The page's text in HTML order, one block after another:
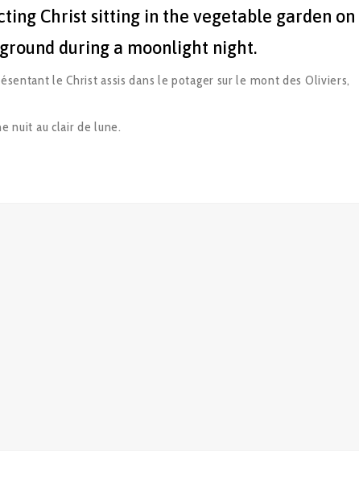
Christ sitting in the vegetable garden
during a moonlight night.
le Christ assis dans le potager sur le mont des Oliviers,
nuit au clair de lune.